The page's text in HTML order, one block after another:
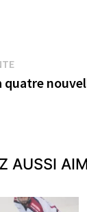
Publication
précédente :
quatre
AUSSI